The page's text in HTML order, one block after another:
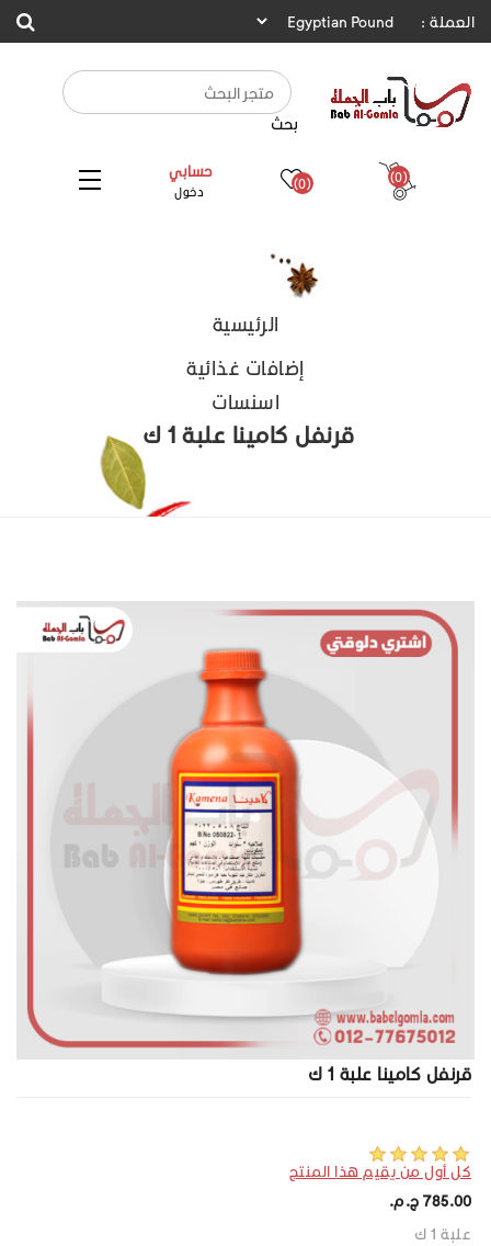
العملة :
بحث
حسابي
دخول (0) (0)
الرئيسية
إضافات غذائية
اسنسات
قرنفل كامينا علبة 1 ك
قرنفل كامينا علبة 1 ك
كل أول من يقيم هذا المنتج
785.00 ج.م.‏
علبة 1 ك